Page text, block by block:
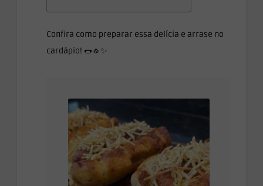
Confira como preparar essa delícia e arrase no
cardápio! 🌭🧄✨